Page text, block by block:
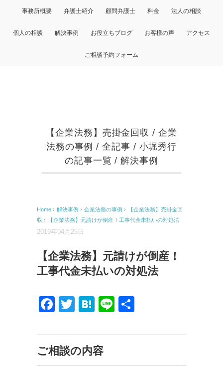
事務所概要 弁護士紹介 顧問弁護士 料金 法人の相談
個人の相談 解決事例 お役立ちブログ お客様の声 アクセス
ご相談予約フォーム
【企業法務】売掛金回収 / 企業
法務の事例 /全記事 / 小堀秀行
の記事一覧 /解決事例
Home › 解決事例 › 企業法務の事例 ›
【企業法務】売掛金回
収 › 【企業法務】元請けが倒産！工事代金未払いの対処法
2019年04月25日
【企業法務】元請けが倒産！
工事代金未払いの対処法
Facebook
Twitter
Hatena
Line
ご相談の内容